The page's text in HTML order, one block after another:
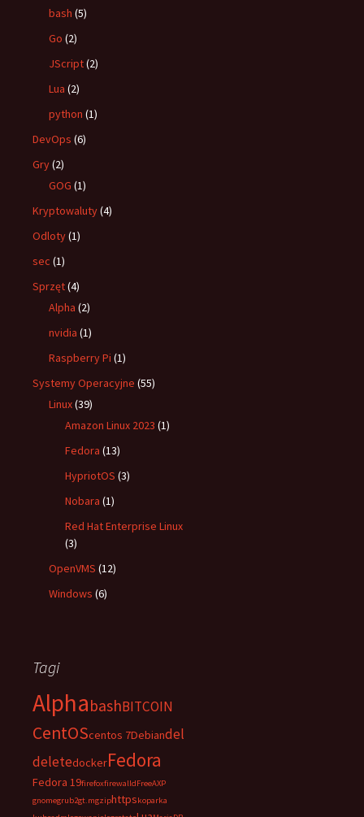
bash (5)
Go (2)
JScript(2)
Lua (2)
python (1)
DevOps (6)
Gry(2)
GOG (1)
Kryptowaluty(4)
Odloty(1)
sec (1)
Sprzęt(4)
Alpha (2)
nvidia (1)
Raspberry Pi (1)
Systemy Operacyjne (55)
Linux(39)
Amazon Linux 2023 (1)
Fedora (13)
HypriotOS (3)
Nobara (1)
Red Hat Enterprise Linux
(3)
OpenVMS (12)
Windows (6)
Tagi
AlphabashBITCOIN
CentOScentos 7Debiandel
deletedockerFedora
Fedora 19firefoxfirewalldFreeAXP
gnomegrub2gt.mgziphttpskoparka